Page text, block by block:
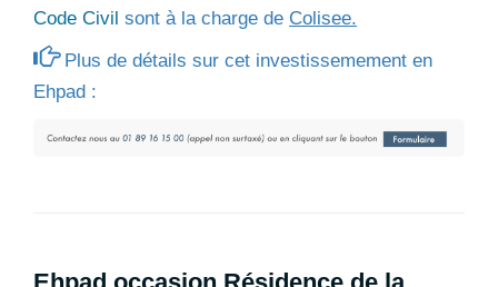
Code Civil sont à la charge de Colisee.
Plus de détails sur cet investissemement en
Ehpad :